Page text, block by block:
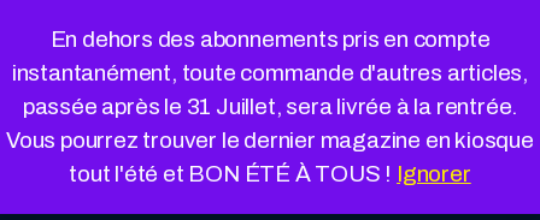
En dehors des abonnements pris en compte
instantanément, toute commande d'autres articles,
passée après le 31 Juillet, sera livrée à la rentrée.
Vous pourrez trouver le dernier magazine en kiosque
tout l'été et BON ÉTÉ À TOUS ! Ignorer
« Retour à la boutique Panier